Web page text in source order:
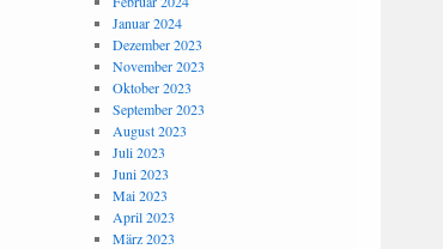
Januar 2024
Dezember 2023
November 2023
Oktober 2023
September 2023
August 2023
Juli 2023
Juni 2023
Mai 2023
April 2023
März 2023